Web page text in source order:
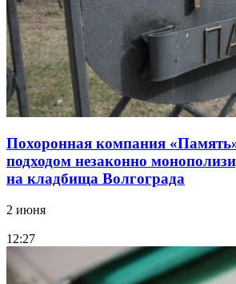
Похоронная компания
подходом незаконно
на кладбища Волгограда
2 июня
12:27